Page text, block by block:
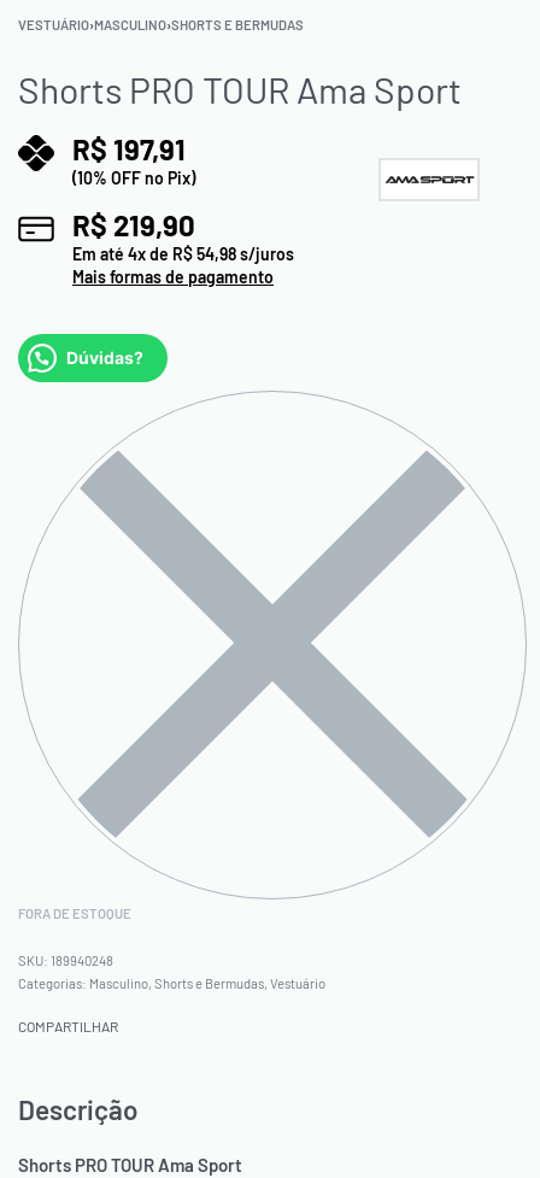
VESTUÁRIO›MASCULINO›SHORTS E BERMUDAS
Shorts PRO TOUR Ama Sport
R$ 197,91
(10% OFF no Pix)
R$ 219,90
Em até 4x de R$54,98s/juros
Mais formas de pagamento
Dúvidas?
FORA DE ESTOQUE
189940248
Categorias: Masculino, Shorts e Bermudas, Vestuário
COMPARTILHAR
Descrição
Shorts PRO TOUR Ama Sport